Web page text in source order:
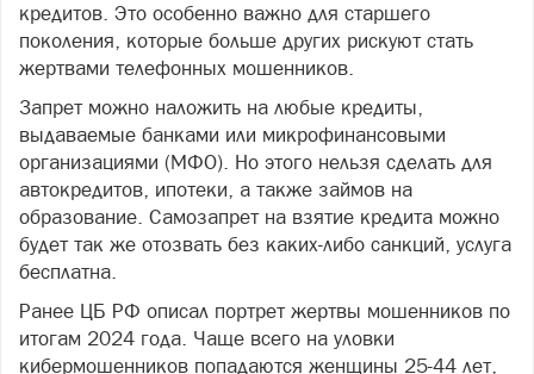
кредитов. Это особенно важно для старшего
поколения, которые больше других рискуют стать
жертвами телефонных мошенников.
Запрет можно наложить на любые кредиты,
выдаваемые банками или микрофинансовыми
организациями (МФО). Но этого нельзя сделать для
автокредитов, ипотеки, а также займов на
образование. Самозапрет на взятие кредита можно
будет так же отозвать без каких-либо санкций, услуга
бесплатна.
Ранее ЦБ РФ описал портрет жертвы мошенников по
итогам 2024 года. Чаще всего на уловки
кибермошенников попадаются женщины 25-44 лет,